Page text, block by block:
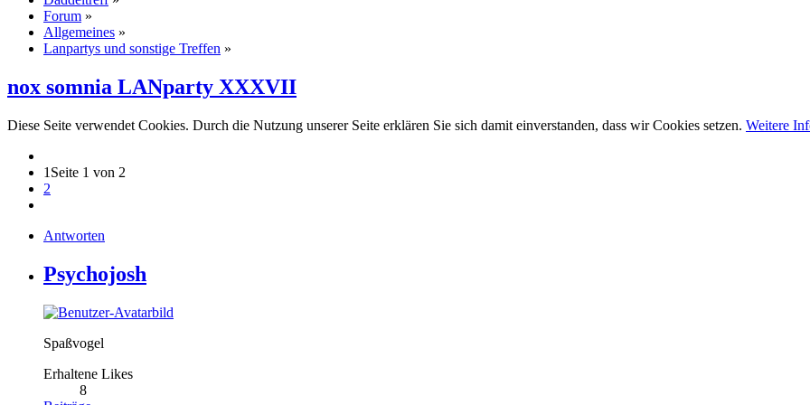
Forum »
Allgemeines »
Lanpartys und sonstige Treffen »
nox somnia LANparty XXXVII
Diese Seite verwendet Cookies. Durch die Nutzung unserer Seite erklären Sie sich damit einverstanden, dass wir Cookies setzen. Weitere
1 Seite 1 von 2
2
Antworten
Psychojosh
Spaßvogel
Erhaltene Likes
8